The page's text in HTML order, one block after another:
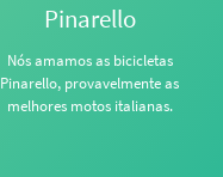
Pinarello
Nós amamos as bicicletas
Pinarello, provavelmente as
melhores motos italianas.